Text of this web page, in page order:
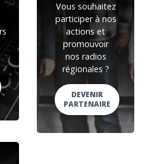
Vous souhaitez
participer à nos
actions et
promouvoir
nos radios
régionales ?
DEVENIR
PARTENAIRE